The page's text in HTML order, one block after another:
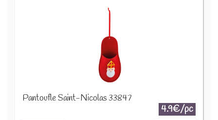
Pantoufle Saint-Nicolas 33847
4.9€/pc